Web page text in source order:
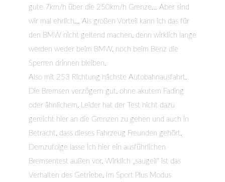
gute 7km/h über die 250km/h Grenze… Aber sind
wir mal ehrlich… Als großen Vorteil kann ich das für
den BMW nicht geltend machen, denn wirklich lange
werden weder beim BMW, noch beim Benz die
Sperren drinnen bleiben.
Also mit 253 Richtung nächste Autobahnausfahrt.
Die Bremsen verzögern gut, ohne akutem Fading
oder ähnlichem. Leider hat der Test nicht dazu
gereicht hier an die Grenzen zu gehen und auch in
Betracht, dass dieses Fahrzeug Freunden gehört.
Demzufolge lasse ich hier ein ausführlichen
Bremsentest außen vor. Wirklich „saugeil“ ist das
Verhalten des Getriebe. Im Sport Plus Modus